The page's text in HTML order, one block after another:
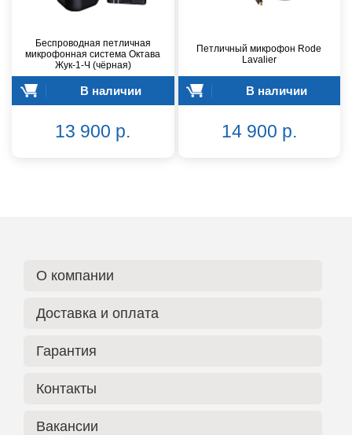
Беспроводная петличная
микрофонная система Октава
Жук-1-Ч (чёрная)
В наличии
13 900 р.
Петличный микрофон Rode
Lavalier
В наличии
14 900 р.
О компании
Доставка и оплата
Гарантия
Контакты
Вакансии